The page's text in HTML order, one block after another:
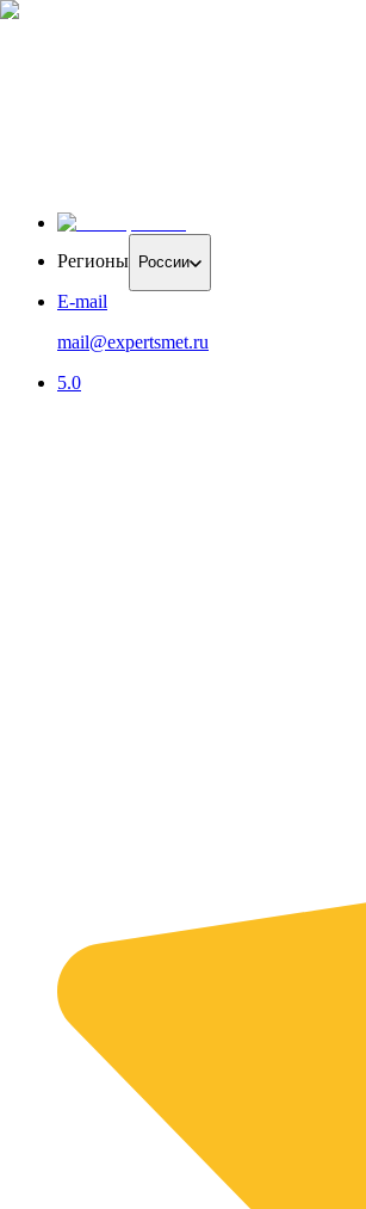
Регионы России
E-mail
mail@expertsmet.ru
5.0